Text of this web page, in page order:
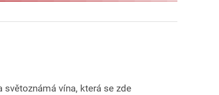
světoznámá vína, která se zde